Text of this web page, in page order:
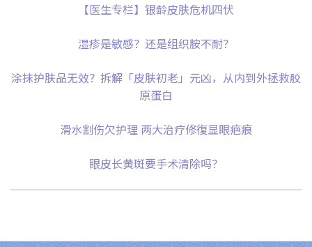
【医生专栏】银龄皮肤危机四伏
湿疹是敏感？还是组织胺不耐？
涂抹护肤品无效？拆解「皮肤初老」元凶，从内到外拯救胶
原蛋白
滑水割伤欠护理 两大治疗修復显眼疤痕
眼皮长黄斑要手术清除吗？